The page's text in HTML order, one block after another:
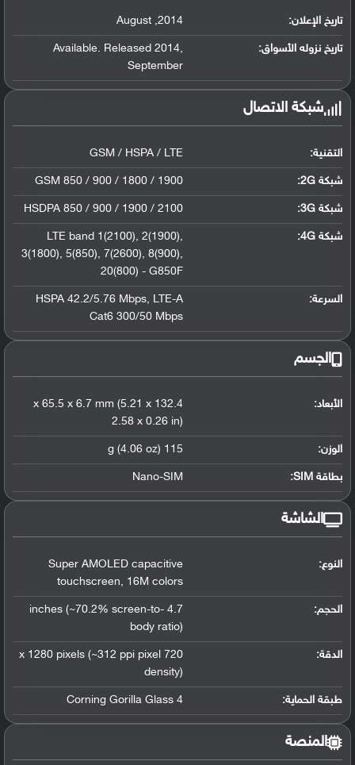
تاريخ الإعلان: 2014
,
August
تاريخ نزوله الأسواق: Available. Released 2014,
September
شبكة الاتصال
التقنية: GSM / HSPA / LTE
شبكة 2G: GSM 850 / 900 / 1800 / 1900
شبكة 3G :
HSDPA 850 / 900 / 1900 / 2100
شبكة 4G :
LTE band 1(2100), 2(1900),
3(1800), 5(850), 7(2600), 8(900),
20(800) - G850F
السرعة: HSPA 42.2/5.76 Mbps, LTE-A
Cat6 300/50 Mbps
الجسم
الأبعاد:
132.4 x 65.5 x 6.7 mm (5.21 x
2.58 x 0.26 in)
الوزن: 115 g (4.06 oz)
بطاقة SIM: Nano-SIM
الشاشة
النوع:
Super AMOLED capacitive
touchscreen, 16M colors
الحجم:
4.7 inches (~70.2% screen-to-
body ratio)
الدقة:
720 x 1280 pixels (~312 ppi pixel
density)
طبقة الحماية: Corning Gorilla Glass 4
المنصة